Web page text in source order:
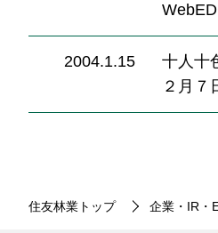
2004.1.15
十人十
２月７
住友林業トップ 企業・IR・